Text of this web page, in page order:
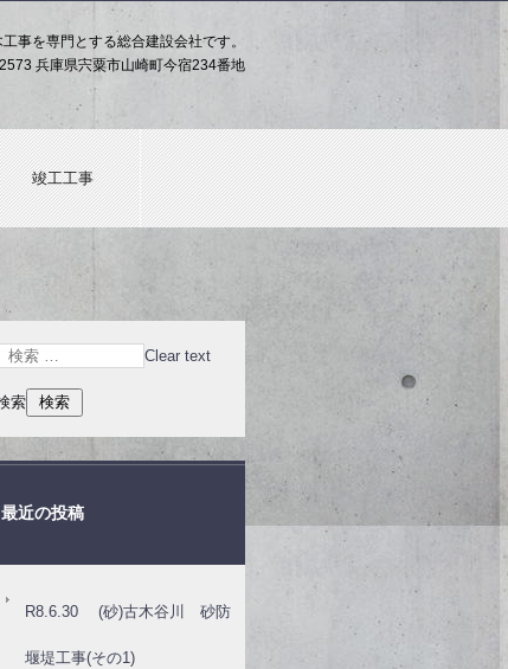
事を専門とする総合建設会社です。
兵庫県宍粟市山崎町今宿234番地
竣工工事
Clear text
索
最近の投稿
R8.6.30 (砂)古木谷川 砂防
堰堤工事(その1)